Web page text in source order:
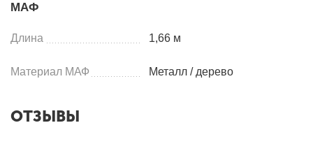
МАФ
Длина 1,66 м
Материал МАФ Металл / дерево
ОТЗЫВЫ